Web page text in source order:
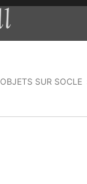
OBJETS SUR SOCLE